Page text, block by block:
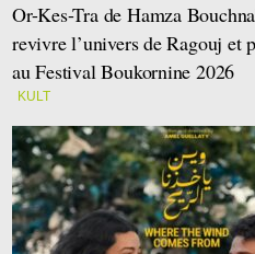
Or-Kes-Tra de Hamza
revivre l’univers de Ragouj et
au Festival Boukornine 2026
KULT